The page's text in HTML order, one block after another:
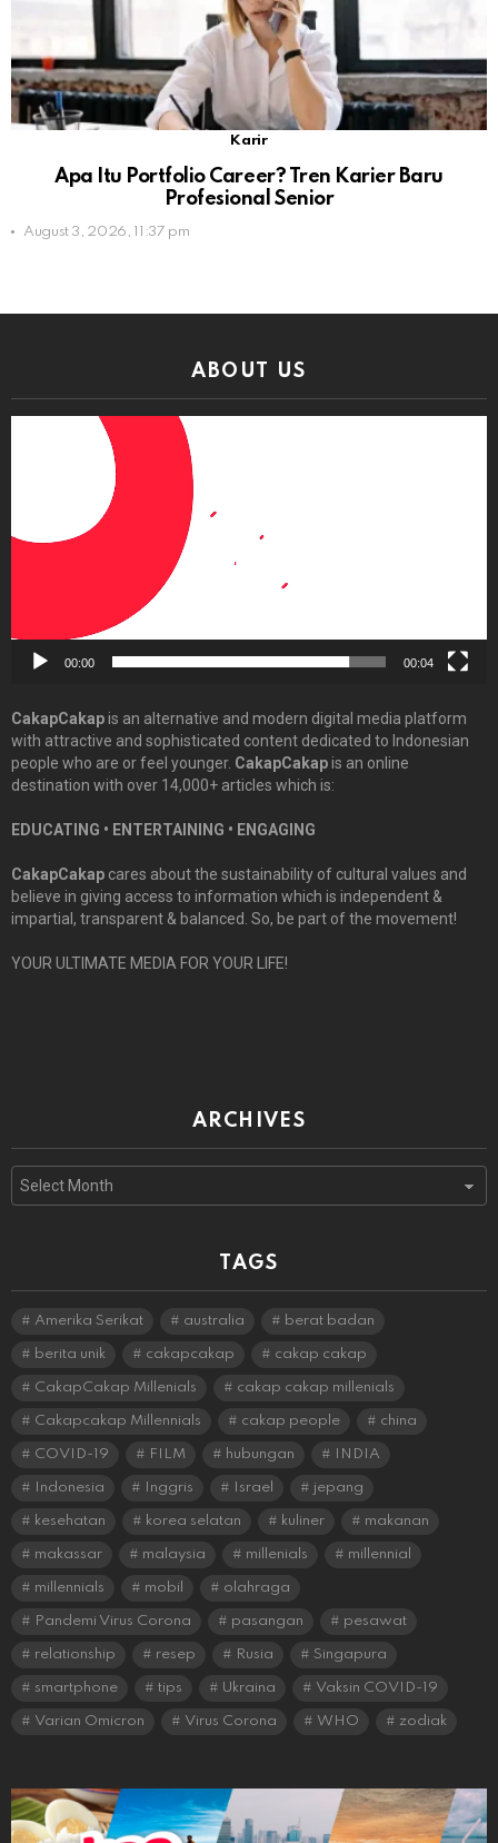
Karir
Apa Itu Portfolio Career? Tren Karier Baru
Profesional Senior
August 3, 2026, 11:37 pm
ABOUT US
00:00 00:04
CakapCakapis an alternative and modern digital media platform
with attractive and sophisticated content dedicated to Indonesian
people who are or feel younger. CakapCakapis an online
destination with over 14,000+ articles which is:
EDUCATING • ENTERTAINING • ENGAGING
CakapCakap cares about the sustainability of cultural values and
believe in giving access to information which is independent &
impartial, transparent & balanced. So, be part of the movement!
YOUR ULTIMATE MEDIA FOR YOUR LIFE!
ARCHIVES
Archives
TAGS
Amerika Serikat australia berat badan
berita unik cakapcakap cakap cakap
CakapCakap Millenials cakap cakap millenials
Cakapcakap Millennials cakap people china
COVID-19 FILM hubungan INDIA
Indonesia Inggris Israel jepang
kesehatan korea selatan kuliner makanan
makassar malaysia millenials millennial
millennials mobil olahraga
Pandemi Virus Corona pasangan pesawat
relationship resep Rusia Singapura
smartphone tips Ukraina Vaksin COVID-19
Varian Omicron Virus Corona WHO zodiak